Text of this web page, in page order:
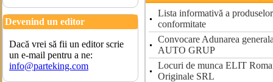
Devenind un editor
Dacă vrei să fii un editor scrie
un e-mail pentru a ne:
info@parteking.com
Lista informativă a
conformitate
Convocare Adunarea
AUTO GRUP
Locuri de munca ELIT
Originale SRL